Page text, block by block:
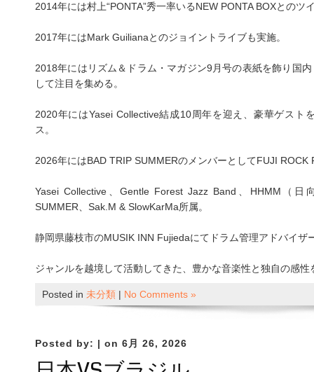
2014年には村上“PONTA”秀一率いるNEW PONTA BOXとのツ
2017年にはMark Guilianaとのジョイントライブも実施。
2018年にはリズム＆ドラム・マガジン9月号の表紙を飾り国
して注目を集める。
2020年にはYasei Collective結成10周年を迎え、豪華ゲスト
ス。
2026年にはBAD TRIP SUMMERのメンバーとしてFUJI ROCK
Yasei Collective、Gentle Forest Jazz Band、HHMM（
SUMMER、Sak.M & SlowKarMa所属。
静岡県藤枝市のMUSIK INN Fujiedaにてドラム管理アドバイザ
ジャンルを越境して活動してきた、豊かな音楽性と独自の感
Posted in 未分類 | No Comments »
Posted by: | on 6月 26, 2026